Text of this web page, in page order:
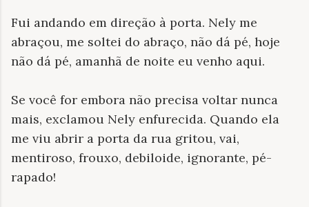
Fui andando em direção à porta. Nely me
abraçou, me soltei do abraço, não dá pé, hoje
não dá pé, amanhã de noite eu venho aqui.
Se você for embora não precisa voltar nunca
mais, exclamou Nely enfurecida. Quando ela
me viu abrir a porta da rua gritou, vai,
mentiroso, frouxo, debiloide, ignorante, pé-
rapado!